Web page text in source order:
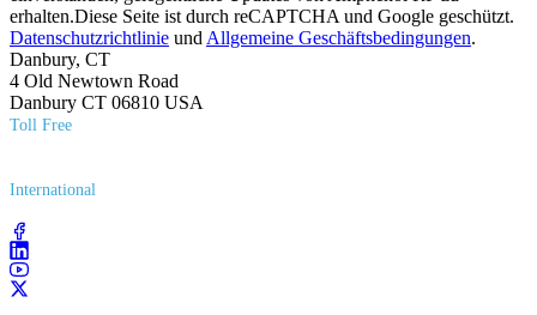
erhalten.Diese Seite ist durch reCAPTCHA und Google geschützt.
Datenschutzrichtlinie und Allgemeine Geschäftsbedingungen.
Danbury, CT
4 Old Newtown Road
Danbury CT 06810 USA
Toll Free
International